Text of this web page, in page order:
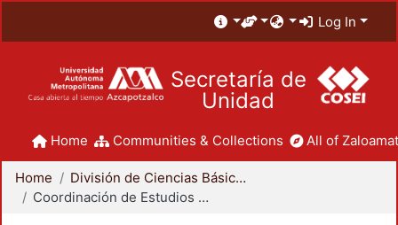
Log In
Secretaría de
Unidad
Home Communities & Collections All of
Home
División de Ciencias Básicas e Ingeniería
Coordinación de Estudios de Posgrado - CBI